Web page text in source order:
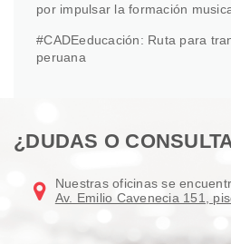
por impulsar la formación
#CADEeducación: Ruta para
peruana
¿DUDAS O
Nuestras oficinas se
Av. Emilio Cavenecia 151,